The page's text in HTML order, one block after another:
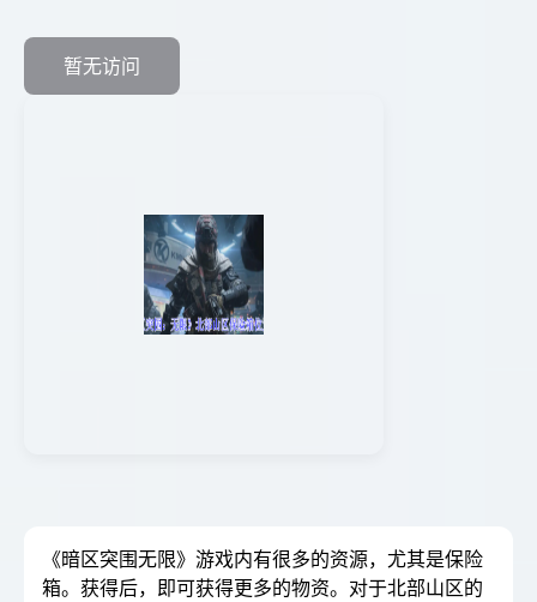
暂无访问
《暗区突围无限》游戏内有很多的资源，尤其是保险
箱。获得后，即可获得更多的物资。对于北部山区的